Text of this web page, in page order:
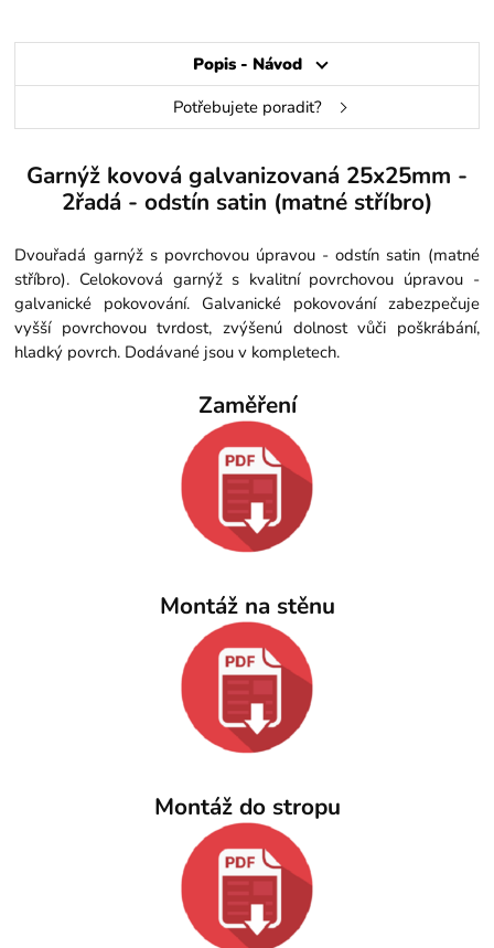
Popis - Návod
Potřebujete poradit?
Garnýž kovová galvanizovaná 25x25mm -
2řadá - odstín satin (matné stříbro)
Dvouřadá garnýž s povrchovou úpravou - odstín satin (matné
stříbro). Celokovová garnýž s kvalitní povrchovou úpravou -
galvanické pokovování. Galvanické pokovování zabezpečuje
vyšší povrchovou tvrdost, zvýšenú dolnost vůči poškrábání,
hladký povrch. Dodávané jsou v kompletech.
Zaměření
Montáž na stěnu
Montáž do stropu